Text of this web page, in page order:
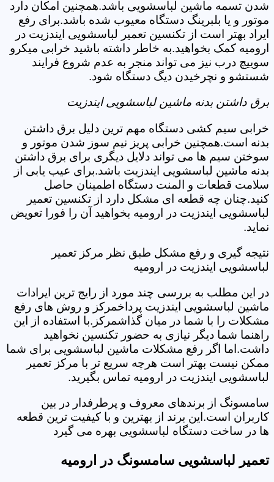
شدن تسمه ماشین لباسشویی باشد.همچنین امکان دارد
موتور و یا بلبرینگ دستگاه معیوب شده باشد.برای رفع
ایراد بهتر است از تکنسین تعمیر لباسشویی ایندزیت در
ارومیه کمک بخواهید.به خاطر داشته باشید خرابی میکرو
سوییچ درب نیز می تواند منجر به عدم شروع فرایند
شستشو و نچرخیدن دیگ دستگاه شود.
برق داشتن بدنه ماشین لباسشویی ایندزیت
خرابی سیم کشی دستگاه مهم ترین دلیل برق داشتن
بدنه است.همچنین خرابی پریز نیم سوز شدن موتور و
سوختن سیم ها می تواند دلایل دیگری برای برق داشتن
بدنه ماشین لباسشویی ایندزیت باشد.برای عیب یابی از
سلامت قطعات و المنت دستگاه اطمینان حاصل
کنید.چنان چه قطعه ای مشکل دارد از تکنسین تعمیر
لباسشویی ایندزیت در ارومیه بخواهید آن را فورا تعویض
نماید.
نتیجه گیری و رفع مشکل طبق نظر مرکز تعمیر
لباسشویی ایندزیت در ارومیه
در این مطلب به بررسی چند مورد از رایج ترین ایرادات
ماشین لباسشویی ایندزیت پرداخمرکز و روش های رفع
مشکلات را با شما در میان گذاشمرکز.با استفاده از این
راهنما شما دیگر نیازی به حضور تکنسین نخواهید
داشت.اما اگر رفع مشکلات ماشین لباسشویی برای شما
ممکن نیست بهتر است هرچه سریع تر با مرکز تعمیر
لباسشویی ایندزیت در ارومیه تماس بگیرید.
سامسونگ از برندهای معروف و پرطرفدار در بین
کاربران است.این برند از بهترین و با کیفیت ترین قطعه
ها در ساخت دستگاه لباسشویی بهره می گیرد
تعمیر لباسشویی سامسونگ در ارومیه